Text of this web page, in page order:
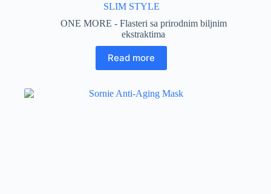
SLIM STYLE
ONE MORE - Flasteri sa prirodnim biljnim
ekstraktima
Read more